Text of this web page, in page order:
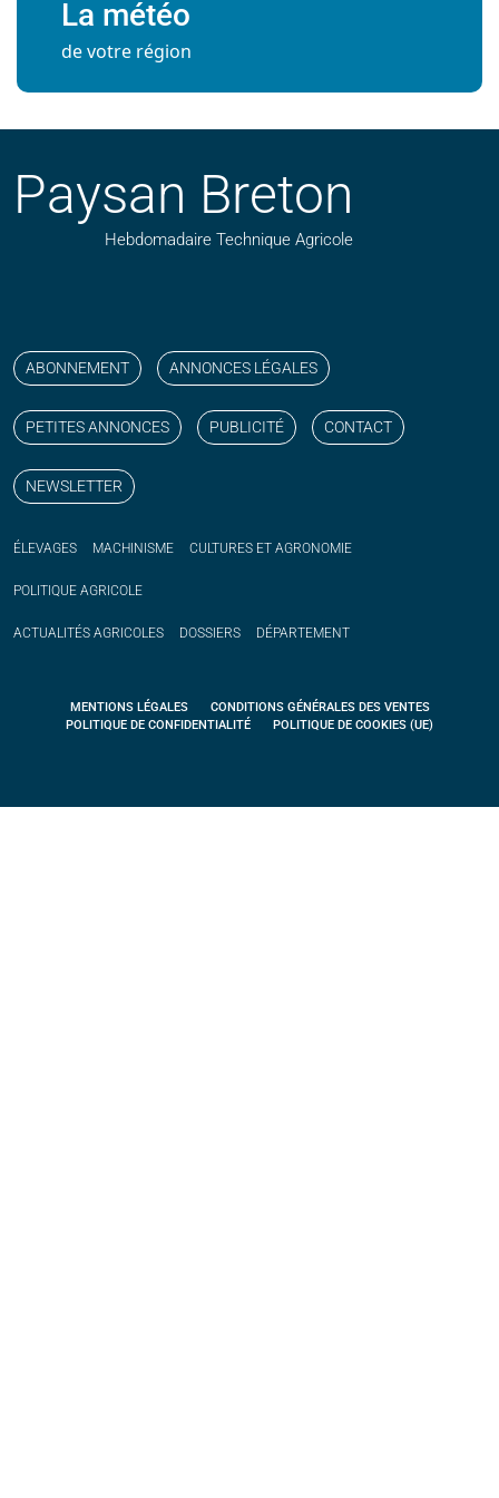
La météo
de votre région
Paysan Breton
Hebdomadaire Technique Agricole
ABONNEMENT ANNONCES LÉGALES
PETITES ANNONCES PUBLICITÉ CONTACT
NEWSLETTER
ÉLEVAGES MACHINISME CULTURES ET AGRONOMIE
POLITIQUE AGRICOLE
ACTUALITÉS AGRICOLES DOSSIERS DÉPARTEMENT
MENTIONS LÉGALES
CONDITIONS GÉNÉRALES DES VENTES
POLITIQUE DE CONFIDENTIALITÉ
POLITIQUE DE COOKIES (UE)